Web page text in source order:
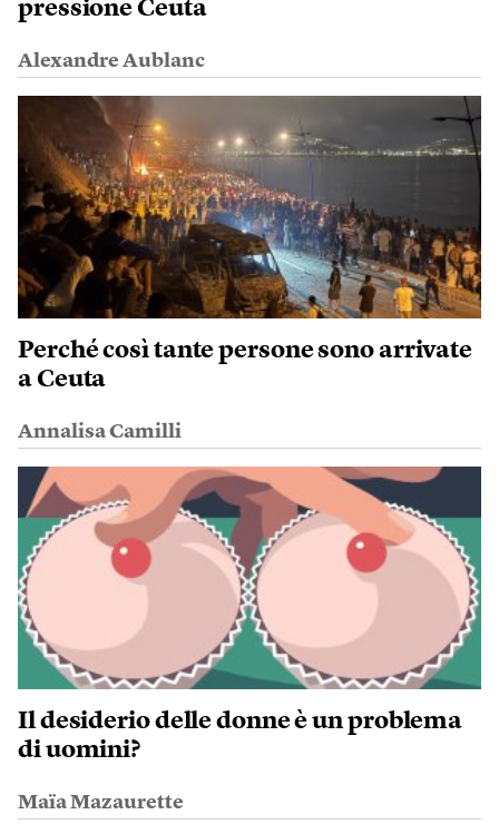
pressione Ceuta
Alexandre Aublanc
Perché così tante persone sono arrivate
a Ceuta
Annalisa Camilli
Il desiderio delle donne è un problema
di uomini?
Maïa Mazaurette